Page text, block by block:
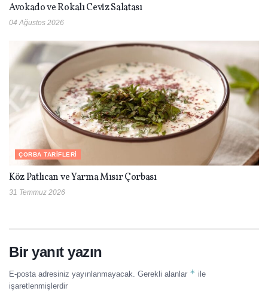
Avokado ve Rokalı Ceviz Salatası
04 Ağustos 2026
ÇORBA TARIFLERI
Köz Patlıcan ve Yarma Mısır Çorbası
31 Temmuz 2026
Bir yanıt yazın
E-posta adresiniz yayınlanmayacak. Gerekli alanlar * ile
işaretlenmişlerdir